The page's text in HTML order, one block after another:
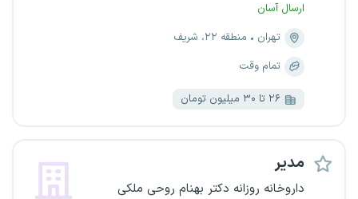
ارسال آسان
تهران
منطقه ۲۲، شریف
تمام وقت
۲۶ تا ۳۰ میلیون تومان
مدیر
داروخانه روزانه دکتر بهنام روحی ملکی